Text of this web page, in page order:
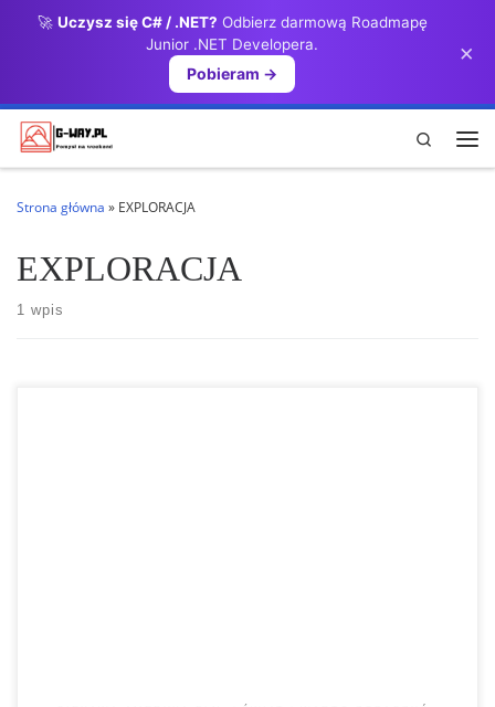
🚀 Uczysz się C# / .NET? Odbierz darmową Roadmapę
Junior .NET Developera.
Pobieram →
×
Przejdź do treści
Search
Strona główna » EXPLORACJA
EXPLORACJA
1 wpis